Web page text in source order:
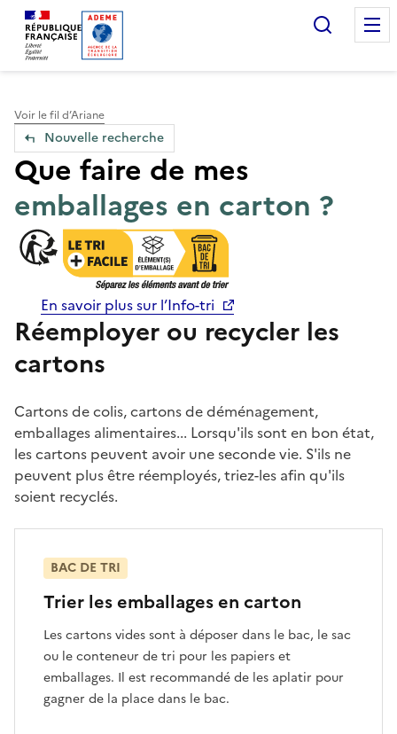
Accueil — Que Faire de mes objets & déchets
Voir le fil d’Ariane
Nouvelle recherche
Que faire de mes
emballages en carton ?
En savoir plus sur l’Info-tri
Réemployer ou recycler les
cartons
Cartons de colis, cartons de déménagement,
emballages alimentaires... Lorsqu'ils sont en bon état,
les cartons peuvent avoir une seconde vie. S'ils ne
peuvent plus être réemployés, triez-les afin qu'ils
soient recyclés.
Trier les emballages en carton
Les cartons vides sont à déposer dans le bac, le sac
ou le conteneur de tri pour les papiers et
emballages. Il est recommandé de les aplatir pour
gagner de la place dans le bac.
BAC DE TRI